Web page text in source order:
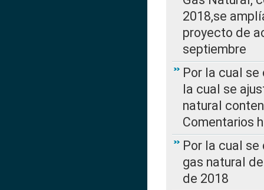
2018,se
proyecto de
septiembre
Por la cual se
la cual se
natural
Comentarios
Por la cual
gas natural
de 2018